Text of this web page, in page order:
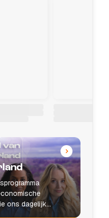
ons dagelijks